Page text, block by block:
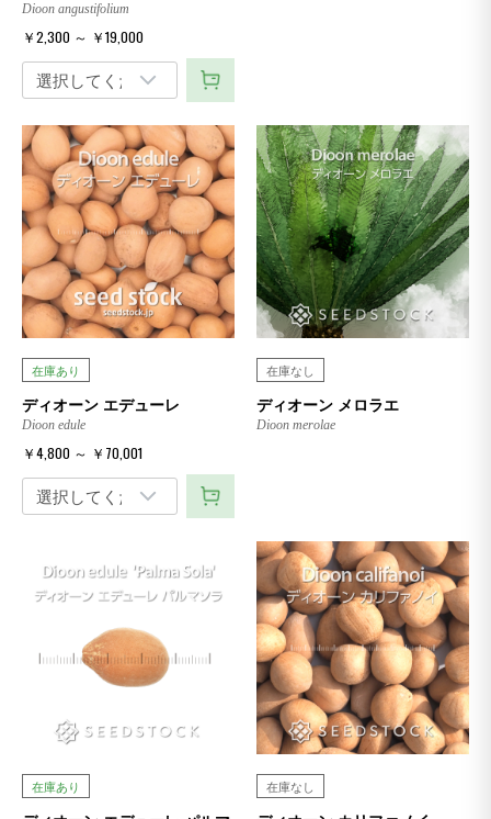
Dioon angustifolium
￥2,300 ～ ￥19,000
在庫あり
ディオーン エデューレ
Dioon edule
￥4,800 ～ ￥70,001
在庫なし
ディオーン メロラエ
Dioon merolae
在庫あり 在庫なし